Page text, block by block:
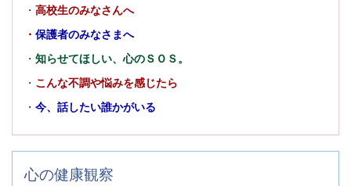
・ 高校生のみなさんへ
・ 保護者のみなさまへ
・ 知らせてほしい、心のＳＯＳ。
・ こんな不調や悩みを感じたら
・ 今、話したい誰かがいる
心の健康観察